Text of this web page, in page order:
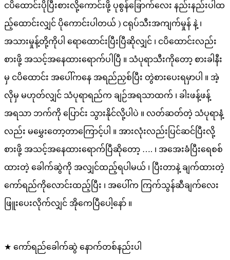
ငပိထောင်းပိုပြီးစားလို့ကောင်းဖို့ ပုစွန်ခြောက်လေး နည်းနည်းပါထ
ည့်ထောင်းလျှင် ပိုကောင်းပါတယ် ) ငရုပ်သီးအကျက်မှုန် နဲ့ ၊
အသားမှုန့်တို့ကိုပါ ရောထောင်းပြီးပြီဆိုလျှင် ၊ ငပိထောင်းလည်း
စားဖို့ အသင့်အနေထားရောက်ပါပြီ ။ သံပုရာသီးကိုတော့ စားခါနီး
မှ ငပိထောင်း အပေါ်ကနေ အရည်ညှစ်ပြီး တွဲစားပေးရမှာပါ ။ အဲ့
လိုမှ မဟုတ်လျှင် သံပုရာရည်က ချဉ်အရသာထက် ၊ ခါးဖန့်ဖန့်
အရသာ ဘက်ကို ပြောင်း သွားနိုင်လို့ပါပဲ ။ လတ်ဆတ်တဲ့ သံပုရာနံ့
လည်း မမွှေးတော့တာကြောင့်ပါ ။ အားလုံးလည်းပြင်ဆင်ပြီးလို့
စားဖို့ အသင့်အနေထားရောက်ပြီဆိုတော့ …. ၊ အအေးခံပြီးရေစစ်
ထားတဲ့ ခေါက်ဆွဲကို အလျှင်ထည့်ရပါမယ် ၊ ပြီးတာနဲ့ ချက်ထားတဲ့
ကော်ရည်ကိုလောင်းထည့်ပြီး ၊ အပေါ်က ကြက်သွန်ဆီချက်လေး
ဖြူးပေးလိုက်လျှင် အိုကေပြီပေါ့နော် ။
★ ကော်ရည်ခေါက်ဆွဲ နောက်တစ်နည်းပါ